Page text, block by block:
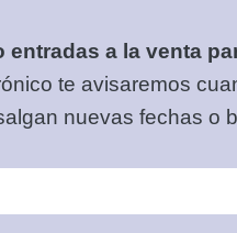
a la venta
te avisaremos
nuevas fechas o